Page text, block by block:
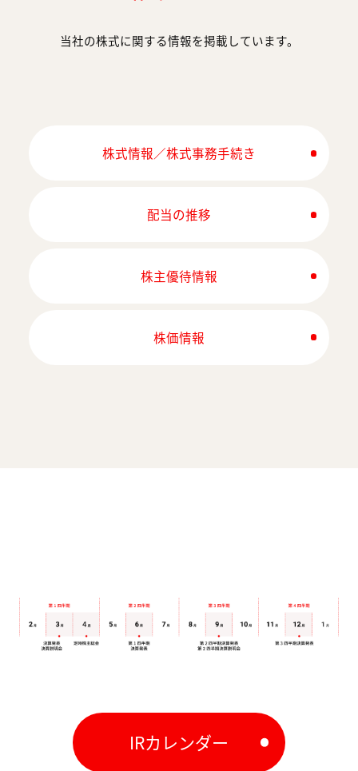
当社の株式に関する情報を掲載しています。
株式情報／株式事務手続き
配当の推移
株主優待情報
株価情報
IRカレンダー